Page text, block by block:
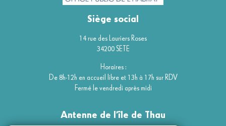
Siège social
14 rue des Lauriers Roses
34200 SETE
Horaires :
De 8h-12h en accueil libre et 13h à 17h sur RDV
Fermé le vendredi après midi
Antenne de l’île de Thau